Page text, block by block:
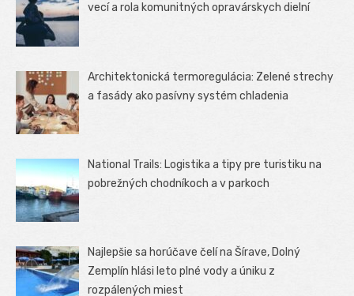
vecí a rola komunitných opravárskych dielní
Architektonická termoregulácia: Zelené strechy
a fasády ako pasívny systém chladenia
National Trails: Logistika a tipy pre turistiku na
pobrežných chodníkoch a v parkoch
Najlepšie sa horúčave čelí na Šírave, Dolný
Zemplín hlási leto plné vody a úniku z
rozpálených miest